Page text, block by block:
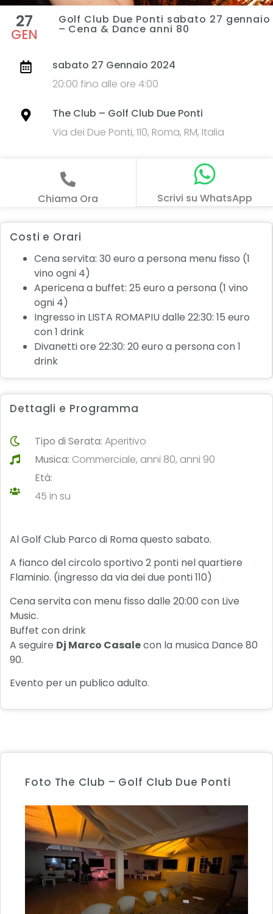
27
GEN
Golf Club Due Ponti sabato 27 gennaio
– Cena & Dance anni 80
sabato 27 Gennaio 2024
20:00 fino alle ore 4:00
The Club – Golf Club Due Ponti
Via dei Due Ponti, 110, Roma, RM, Italia
Chiama Ora Scrivi su WhatsApp
Costi e Orari
Cena servita: 30 euro a persona menu fisso (1
vino ogni 4)
Apericena a buffet: 25 euro a persona (1 vino
ogni 4)
Ingresso in LISTA ROMAPIU dalle 22:30: 15 euro
con 1 drink
Divanetti ore 22:30: 20 euro a persona con 1
drink
Dettagli e Programma
Tipo di Serata:Aperitivo
Musica: Commerciale, anni 80, anni 90
Età:
45 in su
Al Golf Club Parco di Roma questo sabato.
A fianco del circolo sportivo 2 ponti nel quartiere
Flaminio. (ingresso da via dei due ponti 110)
Cena servita con menu fisso dalle 20:00 con Live
Music.
Buffet con drink
A seguire Dj Marco Casalecon la musica Dance 80
90.
Evento per un publico adulto.
Foto The Club – Golf Club Due Ponti